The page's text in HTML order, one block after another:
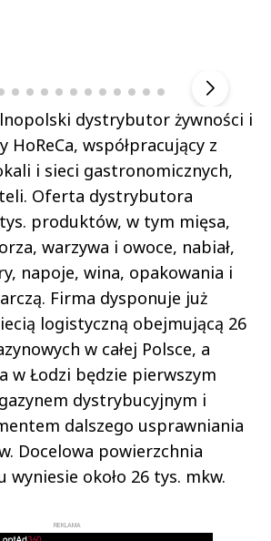
dystrybutor żywności i
HoReCa, współpracujący z
i sieci gastronomicznych,
Oferta dystrybutora
produktów, w tym mięsa,
warzywa i owoce, nabiał,
napoje, wina, opakowania i
Firma dysponuje już
logistyczną obejmującą 26
w całej Polsce, a
w Łodzi będzie pierwszym
dystrybucyjnym i
dalszego usprawniania
Docelowa powierzchnia
wyniesie około 26 tys. mkw.
REKLAMA